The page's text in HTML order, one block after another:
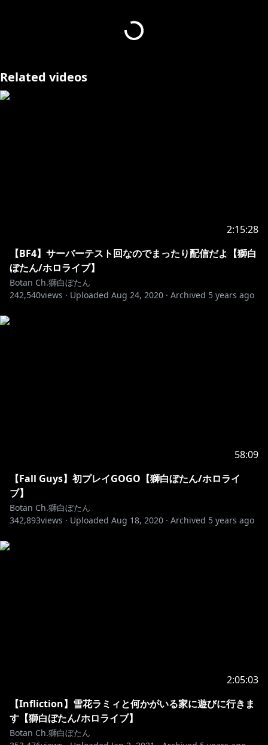
上で配信・収益化を行なっております
✨メンバーシップ解禁しました！ぜひメンバーになっ
https://www.youtube.com/channel/UCUKD-
uaobj9jiqB-VXt71mA/join
✨5期生のオリジナル楽曲『BLUE CLAPPER』リリース
すが、当該対応は政治的意図を含むものではなく、タレ
い。
上記のとおり、炎上を故意に誘発しようとするユーザー
によるチャットやコメントによって、タレントが意図せ
In response to this, we have set up a list of terms
unable to be mentioned at present to prevent this.
Please understand that this response is not
Related videos
2:15:28
【BF4】サーバーテスト回なのでまったり配信だよ【獅白
ぼたん/ホロライブ】
Botan Ch.獅白ぼたん
242,540views · Uploaded Aug 24, 2020 · Archived 5 years ago
58:09
【Fall Guys】初プレイGOGO【獅白ぼたん/ホロライ
ブ】
Botan Ch.獅白ぼたん
342,893views · Uploaded Aug 18, 2020 · Archived 5 years ago
2:05:03
【Infliction】雪花ラミィと何かがいる家に遊びに行きま
す【獅白ぼたん/ホロライブ】
Botan Ch.獅白ぼたん